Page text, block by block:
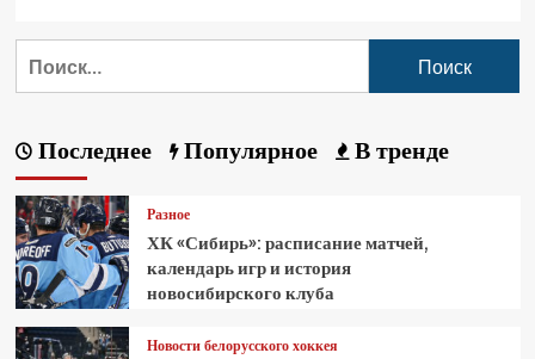
Последнее Популярное В тренде
Разное
ХК «Сибирь»: расписание матчей,
календарь игр и история
новосибирского клуба
Новости белорусского хоккея